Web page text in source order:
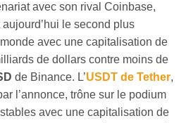
avec son rival Coinbase,
aujourd’hui le second plus
avec une capitalisation de
de dollars contre moins de
de Binance. L’USDT de Tether,
l’annonce, trône sur le podium
avec une capitalisation de